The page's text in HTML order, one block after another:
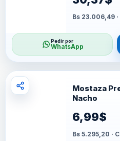
Bs 23.006,49 ·
Pedir por
WhatsApp
Mostaza
Nacho
6,99$
Bs 5.295,20 ·